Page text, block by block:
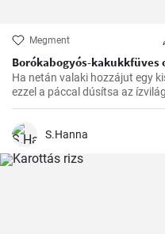
Megment
Borókabogyós-kakukkfüves
Ha netán valaki hozzájut egy
ezzel a páccal dúsítsa az
S.Hanna